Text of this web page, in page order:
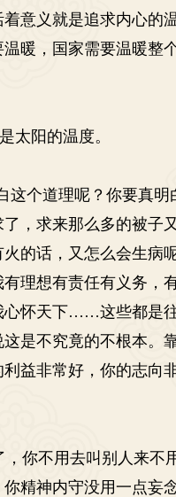
意义就是追求内心的
暖，国家需要温暖整
阳的温度。
个道理呢？你要真明
，求来那么多的被子
的话，又怎么会生病
理想有责任有义务，
心怀天下……这些都是
是不究竟的不根本。
益非常好，你的志向
你不用去叫别人来不
精神内守没用一点妄